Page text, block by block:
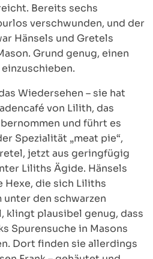
Bereits sechs
verschwunden, und der
Hänsels und Gretels
Grund genug, einen
Wiedersehen – sie hat
von Lilith, das
und führt es
Spezialität „meat pie“,
jetzt aus geringfügig
Liliths Ägide. Hänsels
Hexe, die sich Liliths
den schwarzen
klingt plausibel genug, dass
Spurensuche in Masons
Dort finden sie allerdings